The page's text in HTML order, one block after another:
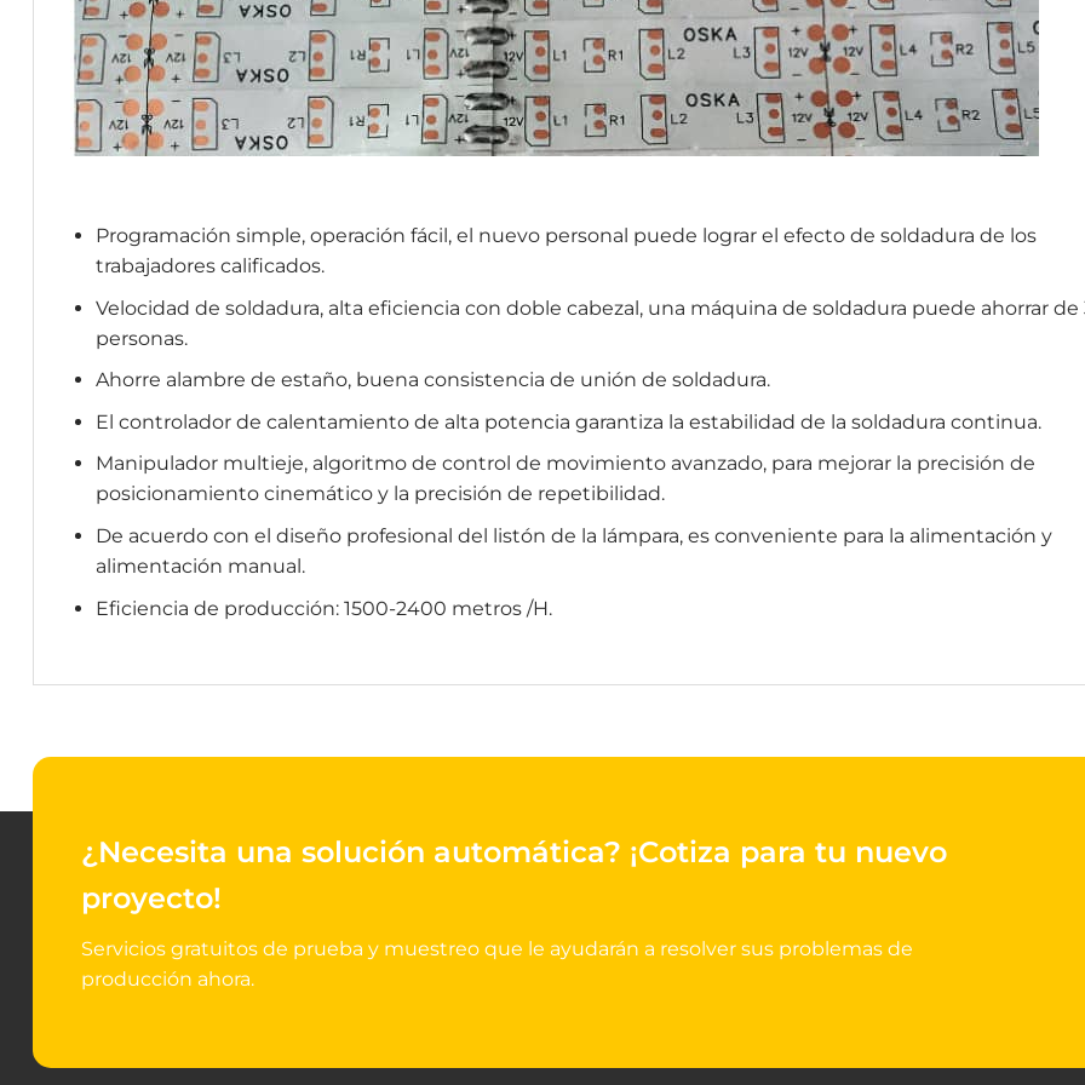
Programación simple, operación fácil, el nuevo personal puede lograr el efecto de soldadura de los
trabajadores calificados.
Velocidad de soldadura, alta eficiencia con doble cabezal, una máquina de soldadura puede ahorrar de
personas.
Ahorre alambre de estaño, buena consistencia de unión de soldadura.
El controlador de calentamiento de alta potencia garantiza la estabilidad de la soldadura continua.
Manipulador multieje, algoritmo de control de movimiento avanzado, para mejorar la precisión de
posicionamiento cinemático y la precisión de repetibilidad.
De acuerdo con el diseño profesional del listón de la lámpara, es conveniente para la alimentación y
alimentación manual.
Eficiencia de producción: 1500-2400 metros /H.
¿Necesita una solución automática? ¡Cotiza para tu nuevo
proyecto!
Servicios gratuitos de prueba y muestreo que le ayudarán a resolver sus problemas de
producción ahora.